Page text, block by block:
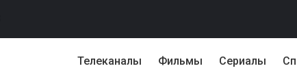
Телеканалы Фильмы Сериалы